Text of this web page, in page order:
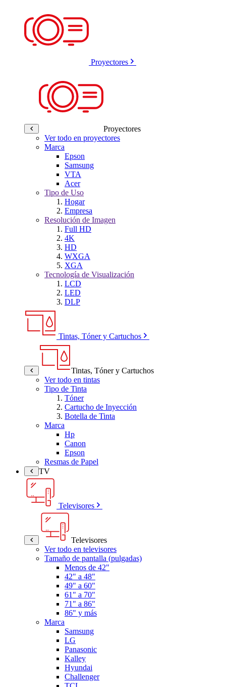
Proyectores
Proyectores
Ver todo en proyectores
Marca
Epson
Samsung
VTA
Acer
Tipo de Uso
Hogar
Empresa
Resolución de Imagen
Full HD
4K
HD
WXGA
XGA
Tecnología de Visualización
LCD
LED
DLP
Tintas, Tóner y Cartuchos
Tintas, Tóner y Cartuchos
Ver todo en tintas
Tipo de Tinta
Tóner
Cartucho de Inyección
Botella de Tinta
Marca
Hp
Canon
Epson
Resmas de Papel
TV
Televisores
Televisores
Ver todo en televisores
Tamaño de pantalla (pulgadas)
Menos de 42"
42" a 48"
49" a 60"
61" a 70"
71" a 86"
86" y más
Marca
Samsung
LG
Panasonic
Kalley
Hyundai
Challenger